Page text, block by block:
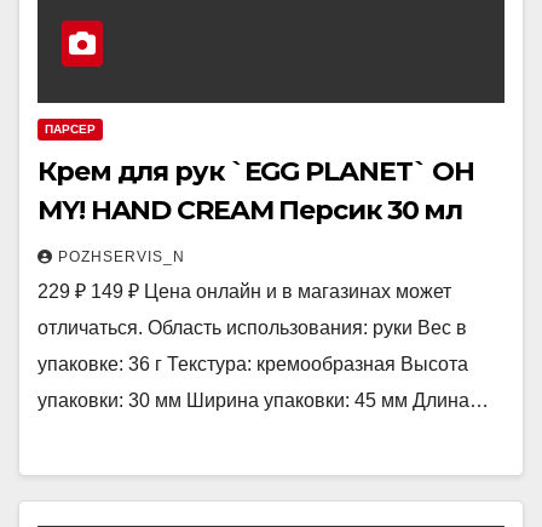
ПАРСЕР
Крем для рук `EGG PLANET` OH
MY! HAND CREAM Персик 30 мл
POZHSERVIS_N
229 ₽ 149 ₽ Цена онлайн и в магазинах может
отличаться. Область использования: руки Вес в
упаковке: 36 г Текстура: кремообразная Высота
упаковки: 30 мм Ширина упаковки: 45 мм Длина…